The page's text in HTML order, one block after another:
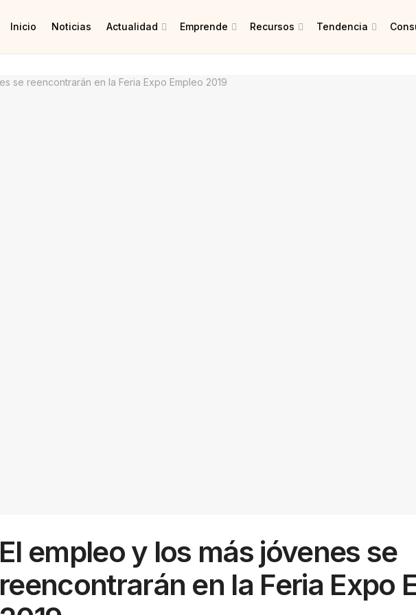
Inicio Noticias Actualidad Emprende Recursos Tendencia
El empleo y los más jóvenes se
reencontrarán en la Feria Expo